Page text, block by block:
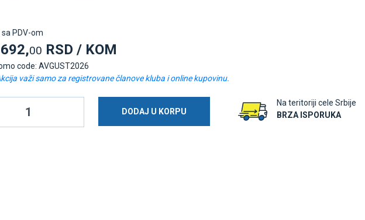
sa PDV-om
00 RSD / KOM
code: AVGUST2026
važi samo za registrovane članove kluba i online kupovinu.
DODAJ U KORPU
Na teritoriji cele Srbije
BRZA ISPORUKA